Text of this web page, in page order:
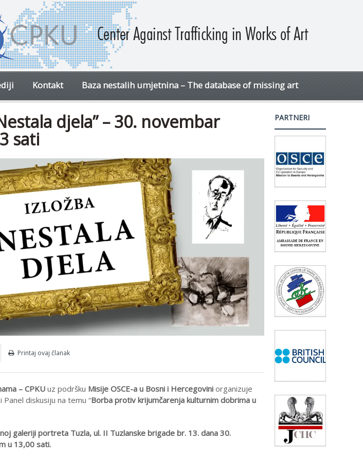
Kontakt Baza nestalih umjetnina – The database of missing art
djela” – 30. novembar
sati
Printaj ovaj članak
– CPKU uz podršku Misije OSCE-a u Bosni i Hercegovini organizuje
Panel diskusiju na temu “Borba protiv krijumčarenja kulturnim dobrima u
galeriji portreta Tuzla, ul. II Tuzlanske brigade br. 13. dana 30.
u 13,00 sati.
PARTNERI